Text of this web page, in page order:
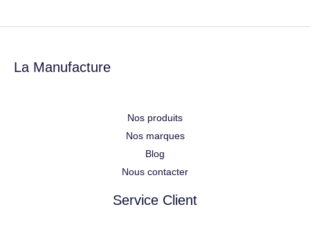
La Manufacture
Nos produits
Nos marques
Blog
Nous contacter
Service Client